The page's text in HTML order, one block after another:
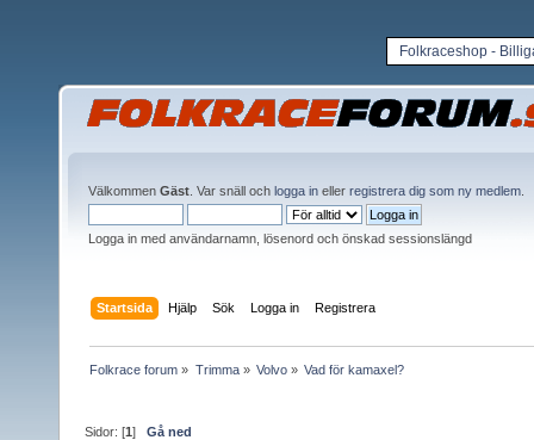
Folkraceshop -
Välkommen Gäst . Var snäll och logga in eller registrera dig som ny medlem
Logga in med användarnamn, lösenord och önskad sessionslängd
Startsida Hjälp Sök Logga in Registrera
Folkrace forum » Trimma» Volvo» Vad för kamaxel?
Sidor: [1]Gå ned